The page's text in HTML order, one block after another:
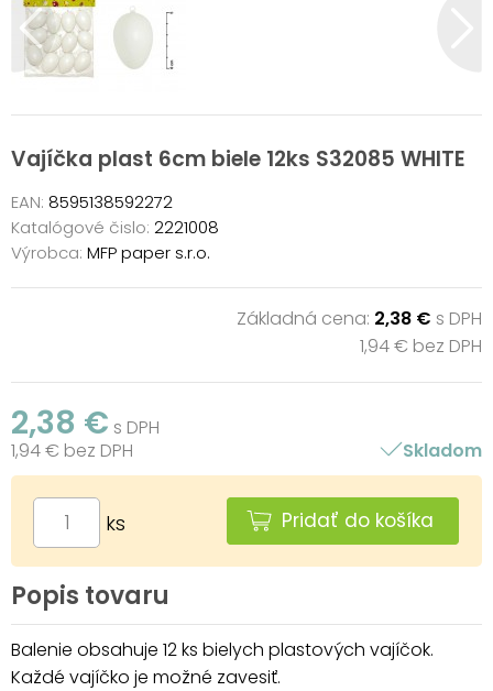
Vajíčka plast 6cm biele 12ks S32085 WHITE
EAN: 8595138592272
Katalógové čislo: 2221008
Výrobca: MFP paper s.r.o.
Základná cena: 2,38 € s DPH
1,94 € bez DPH
2,38 € s DPH
1,94 € bez DPH
Skladom
ks Pridať do košíka
Popis tovaru
Balenie obsahuje 12 ks bielych plastových vajíčok.
Každé vajíčko je možné zavesiť.